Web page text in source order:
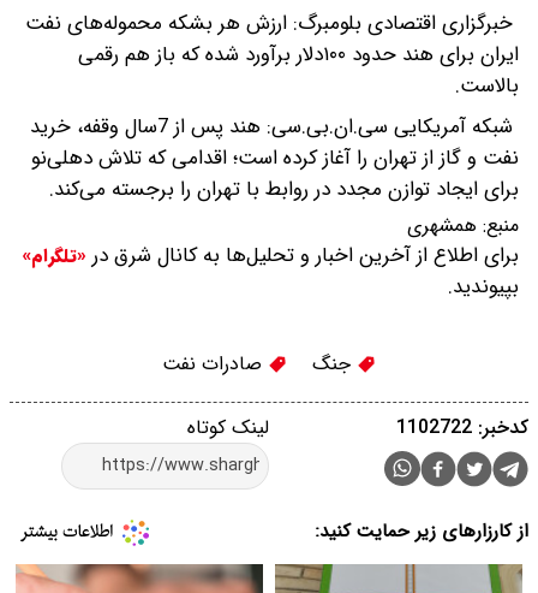
خبرگزاری اقتصادی بلومبرگ: ارزش هر بشکه محموله‌های نفت
ایران برای هند حدود ۱۰۰دلار برآورد شده که باز هم رقمی
بالاست.
شبکه آمریکایی سی.ان.بی.سی: هند پس از 7سال وقفه، خرید
نفت و گاز از تهران را آغاز کرده است؛ اقدامی که تلاش دهلی‌نو
برای ایجاد توازن مجدد در روابط با تهران را برجسته می‌کند.
منبع: همشهری
برای اطلاع از آخرین اخبار و تحلیل‌ها به کانال شرق در «تلگرام»
بپیوندید.
جنگ صادرات نفت
لینک کوتاه کدخبر: 1102722
از کارزارهای زیر حمایت کنید: